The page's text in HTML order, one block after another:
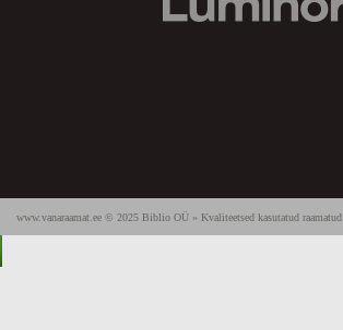
www.vanaraamat.ee © 2025 Biblio OÜ » Kvaliteetsed kasutatud raamatud